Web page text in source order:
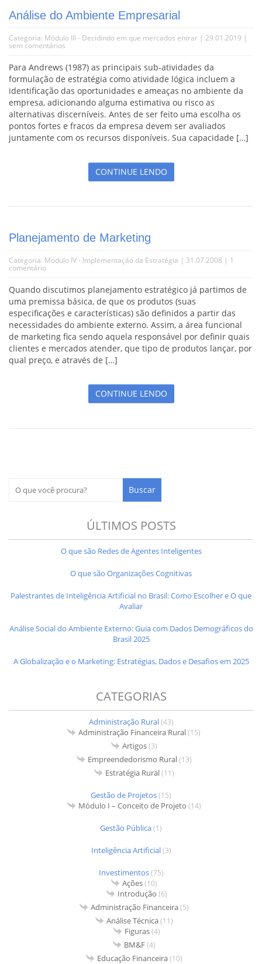
Análise do Ambiente Empresarial
Categoria: Módulo III - Decidindo em que mercados entrar | 29.01.2019 |
sem comentários
Para Andrews (1987) as principais sub-atividades da
formulação de estratégia como atividade lógica incluem a
identificação das oportunidades e ameaças no ambiente da
empresa, adicionando alguma estimativa ou risco as
alternativas discerníveis. Antes de ser feito uma escolha os
pontos fortes e fracos da empresa devem ser avaliados
juntamente com os recursos disponíveis. Sua capacidade […]
CONTINUE LENDO
Planejamento de Marketing
Categoria: Módulo IV - Implementação da Estratégia | 31.07.2008 | 1
comentário
Quando discutimos planejamento estratégico já partimos de
uma premissa básica, de que os produtos (suas
especificações e características) são definidos a partir das
necessidades do ambiente externo. Assim, a área funcional
de marketing fica sendo aquela responsável por definir quais
clientes e mercados atender, que tipo de produtos lançar, por
qual preço, e através de […]
CONTINUE LENDO
ÚLTIMOS POSTS
O que são Redes de Agentes Inteligentes
O que são Organizações Cognitivas
Palestrantes de Inteligência Artificial no Brasil: Como Escolher e O que
Avaliar
Análise Social do Ambiente Externo: Guia com Dados Demográficos do
Brasil 2025
A Globalização e o Marketing: Estratégias, Dados e Desafios em 2025
CATEGORIAS
Administração Rural(43)
Administração Financeira Rural(15)
Artigos(3)
Empreendedorismo Rural(13)
Estratégia Rural(11)
Gestão de Projetos(15)
Módulo I – Conceito de Projeto (14)
Gestão Pública(1)
Inteligência Artificial(3)
Investimentos(75)
Ações(10)
Introdução (6)
Administração Financeira(5)
Análise Técnica(11)
Figuras(4)
BM&F(4)
Educação Financeira(10)